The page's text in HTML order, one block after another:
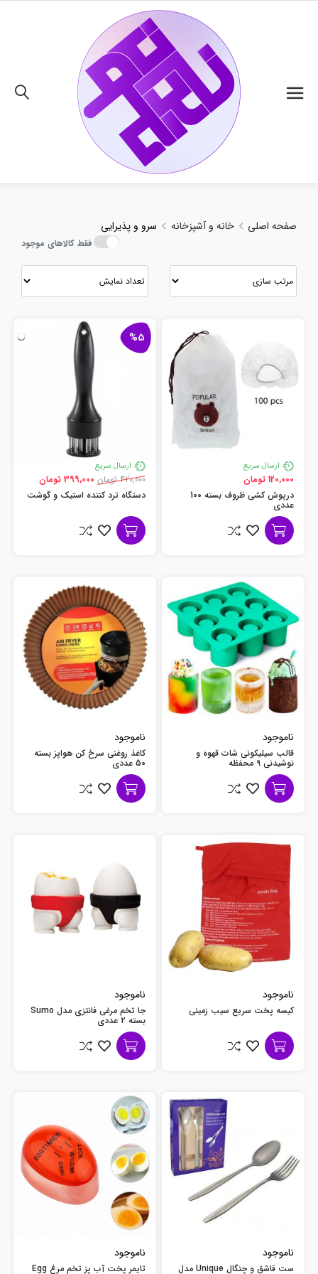
صفحه اصلی خانه و آشپزخانه سرو و پذیرایی
فقط کالاهای موجود
ارسال سریع
120,000 تومان
درپوش کشی ظروف بسته 100
عددی
%5
ارسال سریع
420,000 تومان
399,000 تومان
دستگاه ترد کننده استیک و گوشت
ناموجود
قالب سیلیکونی شات قهوه و
نوشیدنی 9 محفظه
ناموجود
کاغذ روغنی سرخ کن هواپز بسته
50 عددی
ناموجود
کیسه پخت سریع سیب زمینی
ناموجود
جا تخم مرغی فانتزی مدل Sumo
بسته 2 عددی
ناموجود
ست قاشق و چنگال Unique مدل
ناموجود
تایمر پخت آب پز تخم مرغ Egg